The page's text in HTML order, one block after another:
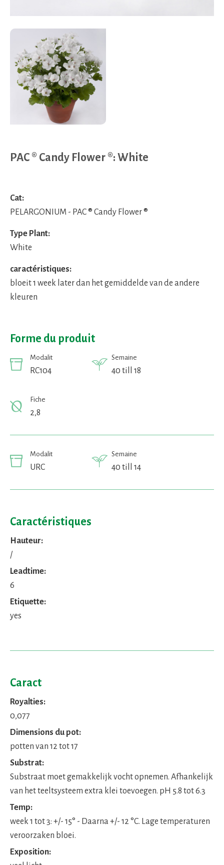
PAC ® Candy Flower ®: White
Cat:
PELARGONIUM - PAC ® Candy Flower ®
Type Plant:
White
caractéristiques:
bloeit 1 week later dan het gemiddelde van de andere
kleuren
Forme du produit
Modalit
RC104
Semaine
40 till 18
Fiche
2,8
Modalit
URC
Semaine
40 till 14
Caractéristiques
Hauteur:
/
Leadtime:
6
Etiquette:
yes
Caract
Royalties:
0,077
Dimensions du pot:
potten van 12 tot 17
Substrat:
Substraat moet gemakkelijk vocht opnemen. Afhankelijk
van het teeltsysteem extra klei toevoegen. pH 5.8 tot 6.3
Temp:
week 1 tot 3: +/- 15° - Daarna +/- 12 °C. Lage temperaturen
veroorzaken bloei.
Exposition: